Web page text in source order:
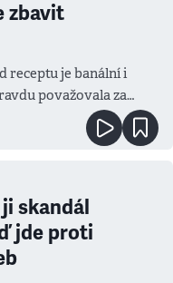
zbavit
receptu je banální i
považovala za
skandál
jde proti